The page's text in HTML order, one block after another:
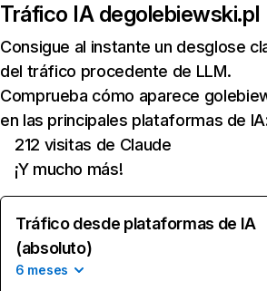
Tráfico IA degolebiewski.pl
Consigue al instante un desglose
del tráfico procedente de LLM.
Comprueba cómo aparece
en las principales plataformas de
212 visitas de Claude
¡Y mucho más!
Tráfico desde plataformas de IA
(absoluto)
6 meses